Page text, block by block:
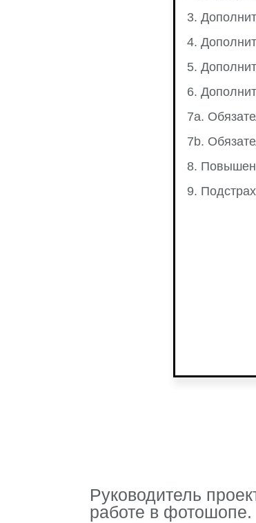
3.
4.
5.
6.
7а.
7b.
8.
9.
Руководитель
работе в фотошопе.